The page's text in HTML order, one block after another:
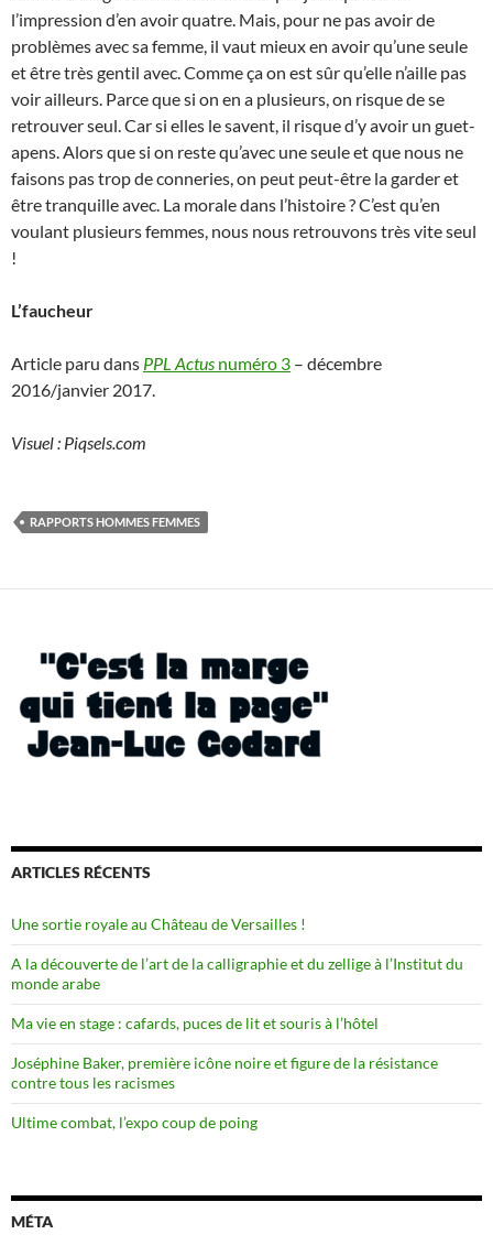
l’impression d’en avoir quatre. Mais, pour ne pas avoir de
problèmes avec sa femme, il vaut mieux en avoir qu’une seule
et être très gentil avec. Comme ça on est sûr qu’elle n’aille pas
voir ailleurs. Parce que si on en a plusieurs, on risque de se
retrouver seul. Car si elles le savent, il risque d’y avoir un guet-
apens. Alors que si on reste qu’avec une seule et que nous ne
faisons pas trop de conneries, on peut peut-être la garder et
être tranquille avec. La morale dans l’histoire ? C’est qu’en
voulant plusieurs femmes, nous nous retrouvons très vite seul
!
L’faucheur
Article paru dans PPL Actus numéro 3 – décembre
2016/janvier 2017.
Visuel : Piqsels.com
RAPPORTS HOMMES FEMMES
ARTICLES RÉCENTS
Une sortie royale au Château de Versailles !
A la découverte de l’art de la calligraphie et du zellige à l’Institut du
monde arabe
Ma vie en stage : cafards, puces de lit et souris à l’hôtel
Joséphine Baker, première icône noire et figure de la résistance
contre tous les racismes
Ultime combat, l’expo coup de poing
MÉTA